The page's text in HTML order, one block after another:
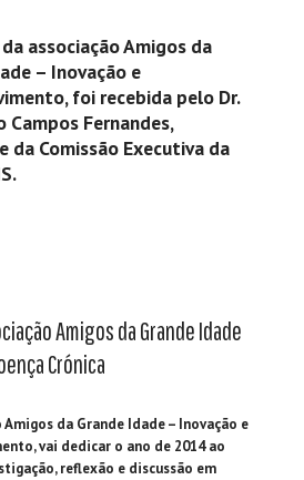
associação Amigos da
– Inovação e
foi recebida pelo Dr.
Fernandes,
da Comissão Executiva da
Amigos da Grande Idade
Crónica
Amigos da Grande Idade – Inovação e
vai dedicar o ano de 2014 ao
reflexão e discussão em